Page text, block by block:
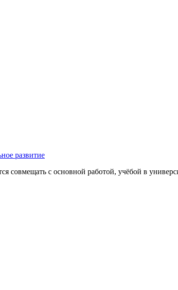
развитие
совмещать с основной работой, учёбой в